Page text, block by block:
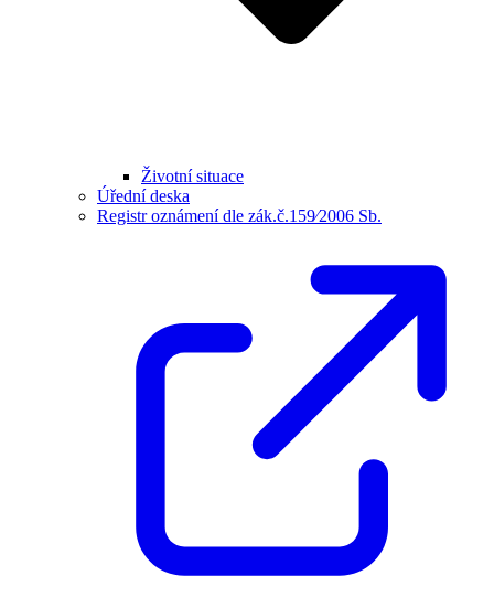
Životní situace
Úřední deska
Registr oznámení dle zák.č.159⁄2006 Sb.